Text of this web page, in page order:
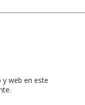
web en este